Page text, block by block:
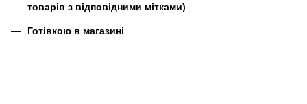
товарів з відповідними мітками)
Готівкою в магазині